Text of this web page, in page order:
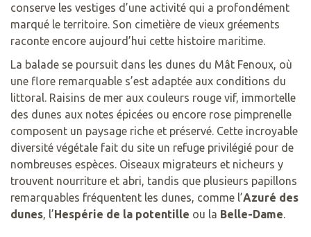
conserve les vestiges d’une activité qui a profondément
marqué le territoire. Son cimetière de vieux gréements
raconte encore aujourd’hui cette histoire maritime.
La balade se poursuit dans les dunes du Mât Fenoux, où
une flore remarquable s’est adaptée aux conditions du
littoral. Raisins de mer aux couleurs rouge vif, immortelle
des dunes aux notes épicées ou encore rose pimprenelle
composent un paysage riche et préservé. Cette incroyable
diversité végétale fait du site un refuge privilégié pour de
nombreuses espèces. Oiseaux migrateurs et nicheurs y
trouvent nourriture et abri, tandis que plusieurs papillons
remarquables fréquentent les dunes, comme l’Azuré des
dunes, l’Hespérie de la potentille ou la Belle-Dame.